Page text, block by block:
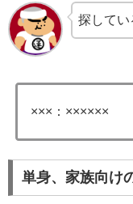
探してい
×××：××××××
単身、家族向け